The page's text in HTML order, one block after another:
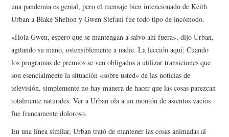
una pandemia es genial, pero el mensaje bien intencionado de Keith
Urban a Blake Shelton y Gwen Stefani fue todo tipo de incómodo.
«Hola Gwen, espero que se mantengan a salvo ahí fuera», dijo Urban,
agitando su mano, ostensiblemente a nadie. La lección aquí: Cuando
los programas de premios se ven obligados a utilizar transiciones que
son esencialmente la situación «sobre usted» de las noticias de
televisión, simplemente no hay manera de hacer que las cosas parezcan
totalmente naturales. Ver a Urban ola a un montón de asientos vacíos
fue francamente doloroso.
En una línea similar, Urban trató de mantener las cosas animadas al